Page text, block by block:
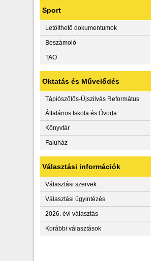
Sport
Letölthető dokumentumok
Beszámoló
TAO
Oktatás és Művelődés
Tápiószőlős-Újszilvás Református
Általános Iskola és Óvoda
Könyvtár
Faluház
Választási információk
Választási szervek
Választási ügyintézés
2026. évi választás
Korábbi választások